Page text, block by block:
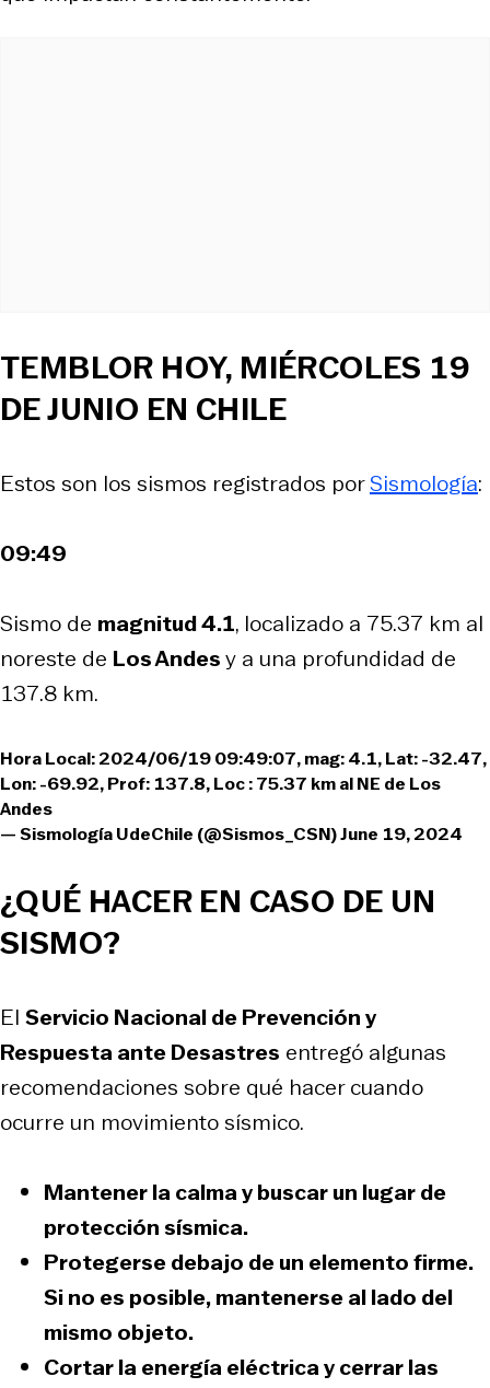
TEMBLOR HOY, MIÉRCOLES 19
DE JUNIO EN CHILE
Estos son los sismos registrados porSismología:
09:49
Sismo de magnitud 4.1, localizado a 75.37 km al
noreste de Los Andesy a una profundidad de
137.8 km.
Hora Local: 2024/06/19 09:49:07, mag: 4.1, Lat: -32.47,
Lon: -69.92, Prof: 137.8, Loc : 75.37 km al NE de Los
Andes
— Sismología UdeChile (@Sismos_CSN)June 19, 2024
¿QUÉ HACER EN CASO DE UN
SISMO?
El Servicio Nacional de Prevención y
Respuesta ante Desastres entregó algunas
recomendaciones sobre qué hacer cuando
ocurre un movimiento sísmico.
Mantener la calma ybuscar un lugar de
protección sísmica.
Protegerse debajo de un elemento firme.
Si no es posible, mantenerse al lado del
mismo objeto.
Cortar la energía eléctrica y cerrar las